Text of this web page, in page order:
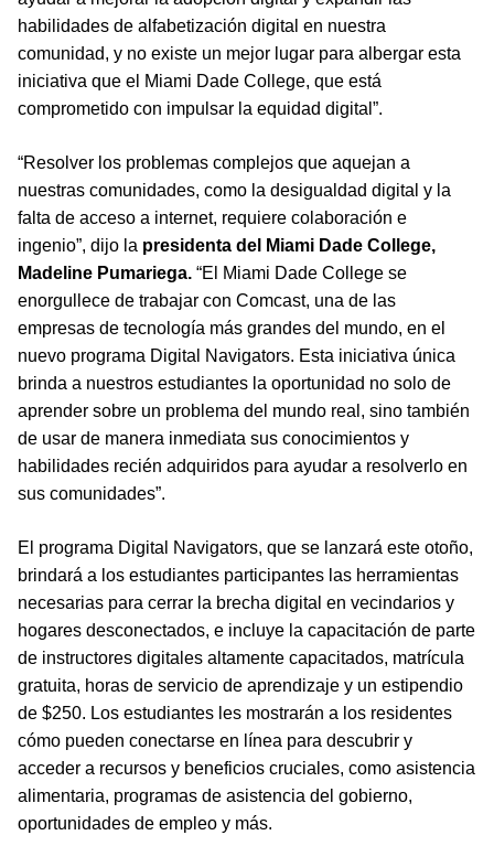
habilidades de alfabetización digital en nuestra
comunidad, y no existe un mejor lugar para albergar esta
iniciativa que el Miami Dade College, que está
comprometido con impulsar la equidad digital”.
“Resolver los problemas complejos que aquejan a
nuestras comunidades, como la desigualdad digital y la
falta de acceso a internet, requiere colaboración e
ingenio”, dijo la presidenta del Miami Dade College,
Madeline Pumariega. “El Miami Dade College se
enorgullece de trabajar con Comcast, una de las
empresas de tecnología más grandes del mundo, en el
nuevo programa Digital Navigators. Esta iniciativa única
brinda a nuestros estudiantes la oportunidad no solo de
aprender sobre un problema del mundo real, sino también
de usar de manera inmediata sus conocimientos y
habilidades recién adquiridos para ayudar a resolverlo en
sus comunidades”.
El programa Digital Navigators, que se lanzará este otoño,
brindará a los estudiantes participantes las herramientas
necesarias para cerrar la brecha digital en vecindarios y
hogares desconectados, e incluye la capacitación de parte
de instructores digitales altamente capacitados, matrícula
gratuita, horas de servicio de aprendizaje y un estipendio
de $250. Los estudiantes les mostrarán a los residentes
cómo pueden conectarse en línea para descubrir y
acceder a recursos y beneficios cruciales, como asistencia
alimentaria, programas de asistencia del gobierno,
oportunidades de empleo y más.